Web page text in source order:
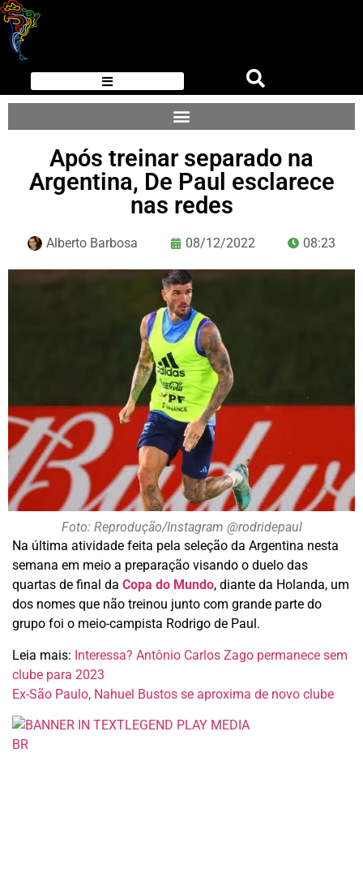
Após treinar separado na
Argentina, De Paul esclarece
nas redes
Alberto Barbosa 08/12/2022 08:23
Foto: Reprodução/Instagram @rodridepaul
Na última atividade feita pela seleção da Argentina nesta
semana em meio a preparação visando o duelo das
quartas de final da Copa do Mundo, diante da Holanda, um
dos nomes que não treinou junto com grande parte do
grupo foi o meio-campista Rodrigo de Paul.
Leia mais: Interessa? Antônio Carlos Zago permanece sem
clube para 2023
Ex-São Paulo, Nahuel Bustos se aproxima de novo clube